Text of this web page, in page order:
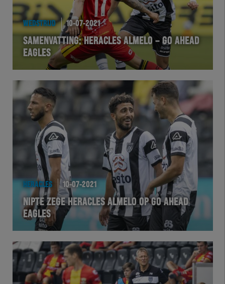
eSports
Academie
WEDSTRIJD 10-07-2021
SAMENVATTING: HERACLES ALMELO – GO AHEAD
EAGLES
HERACLES 10-07-2021
NIPTE ZEGE HERACLES ALMELO OP GO AHEAD
EAGLES